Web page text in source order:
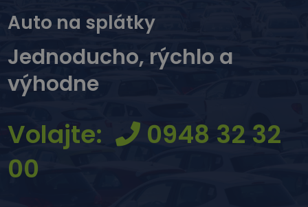
Auto na splátky
Jednoducho, rýchlo a
výhodne
Volajte:
0948 32 32
00